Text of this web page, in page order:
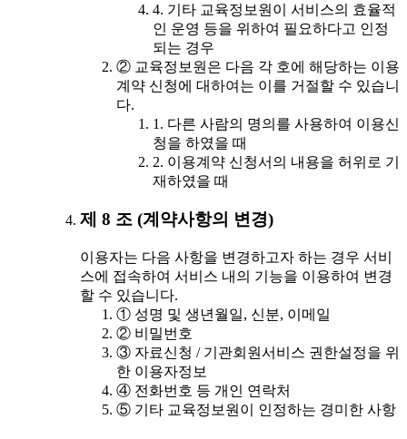
4. 기타 교육정보원이 서비스의 효율적
인 운영 등을 위하여 필요하다고 인정
되는 경우
② 교육정보원은 다음 각 호에 해당하는 이용
계약 신청에 대하여는 이를 거절할 수 있습니
다.
1. 다른 사람의 명의를 사용하여 이용신
청을 하였을 때
2. 이용계약 신청서의 내용을 허위로 기
재하였을 때
제 8 조 (계약사항의 변경)
이용자는 다음 사항을 변경하고자 하는 경우 서비
스에 접속하여 서비스 내의 기능을 이용하여 변경
할 수 있습니다.
① 성명 및 생년월일, 신분, 이메일
② 비밀번호
③ 자료신청 / 기관회원서비스 권한설정을 위
한 이용자정보
④ 전화번호 등 개인 연락처
⑤ 기타 교육정보원이 인정하는 경미한 사항